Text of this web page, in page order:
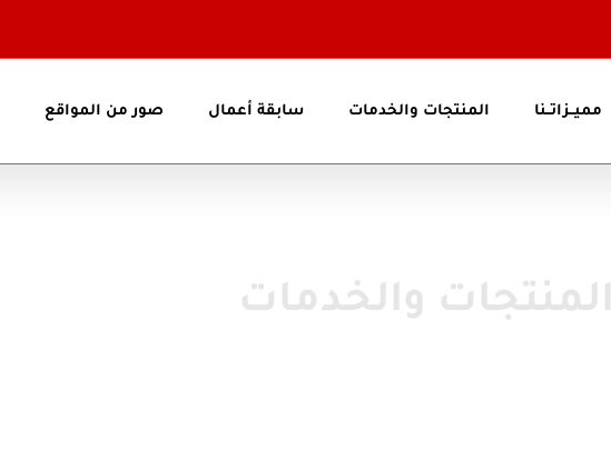
مميــزاتــنا المنتجات والخدمات سابقة أعمال صور من المواقع
المنتجات والخدمات